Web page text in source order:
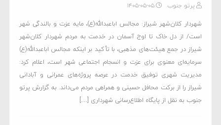
پرتو جنوب ۱۴۰۵-۰۵-۰۵
شهردار کلان‌شهر شیراز: مجالس اباعبدالله(ع)، مایه عزت و بالندگی شهر
است/ از دل خاک تا اوج آسمان در خدمت به مردم شهردار کلان‌شهر
شیراز در جمع هیئت‌های مذهبی، با تأکید بر اینکه مجالس اباعبدالله(ع)
سرمایه‌ای معنوی برای عزت و انسجام اجتماعی شهر است، اعلام کرد:
مدیریت شهری توفیق خدمت در عرصه پروژه‌های عمرانی و آبادانی
شیراز را از برکت محافل حسینی و همراهی مردم می‌داند. به گزارش پرتو
جنوب به نقل از پایگاه اطلاع‌رسانی شهرداری […]